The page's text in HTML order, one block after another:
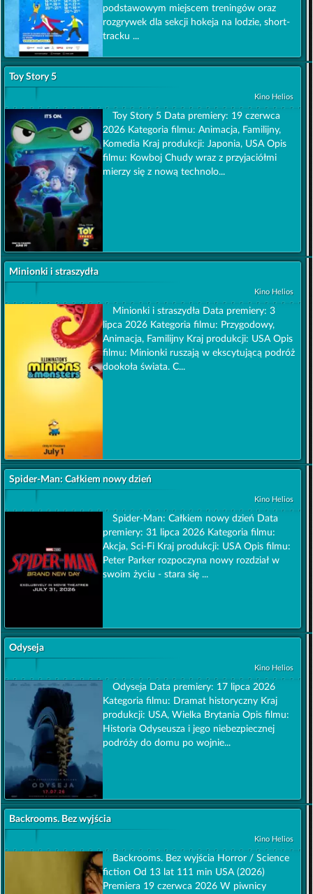
podstawowym miejscem treningów oraz
rozgrywek dla sekcji hokeja na lodzie, short-
tracku ...
Toy Story 5
Kino Helios
Toy Story 5 Data premiery: 19 czerwca
2026 Kategoria filmu: Animacja, Familijny,
Komedia Kraj produkcji: Japonia, USA Opis
filmu: Kowboj Chudy wraz z przyjaciółmi
mierzy się z nową technolo...
Minionki i straszydła
Kino Helios
Minionki i straszydła Data premiery: 3
lipca 2026 Kategoria filmu: Przygodowy,
Animacja, Familijny Kraj produkcji: USA Opis
filmu: Minionki ruszają w ekscytującą podróż
dookoła świata. C...
Spider-Man: Całkiem nowy dzień
Kino Helios
Spider-Man: Całkiem nowy dzień Data
premiery: 31 lipca 2026 Kategoria filmu:
Akcja, Sci-Fi Kraj produkcji: USA Opis filmu:
Peter Parker rozpoczyna nowy rozdział w
swoim życiu - stara się ...
Odyseja
Kino Helios
Odyseja Data premiery: 17 lipca 2026
Kategoria filmu: Dramat historyczny Kraj
produkcji: USA, Wielka Brytania Opis filmu:
Historia Odyseusza i jego niebezpiecznej
podróży do domu po wojnie...
Backrooms. Bez wyjścia
Kino Helios
Backrooms. Bez wyjścia Horror / Science
fiction Od 13 lat 111 min USA (2026)
Premiera 19 czerwca 2026 W piwnicy